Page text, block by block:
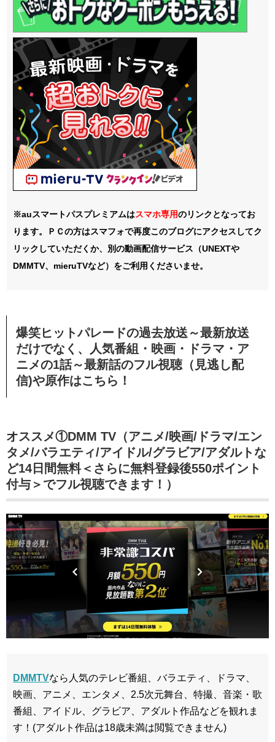
※auスマートパスプレミアムはスマホ専用のリンクとなってお
ります。ＰＣの方はスマフォで再度このブログにアクセスしてク
リックしていただくか、別の動画配信サービス（UNEXTや
DMMTV、mieruTVなど）をご利用くださいませ。
爆笑ヒットパレードの過去放送～最新放送
だけでなく、人気番組・映画・ドラマ・ア
ニメの1話～最新話のフル視聴（見逃し配
信)や原作はこちら！
オススメ①DMM TV（アニメ/映画/ドラマ/エン
タメ/バラエティ/アイドル/グラビア/アダルトな
ど14日間無料＜さらに無料登録後550ポイント
付与＞でフル視聴できます！）
DMMTVなら人気のテレビ番組、バラエティ、ドラマ、
映画、アニメ、エンタメ、2.5次元舞台、特撮、音楽・歌
番組、アイドル、グラビア、アダルト作品などを観れま
す！(アダルト作品は18歳未満は閲覧できません)